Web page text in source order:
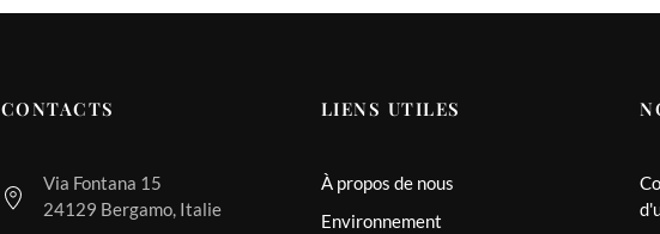
CONTACTS
Via Fontana 15
24129 Bergamo, Italie
LIENS UTILES
À propos de nous
Environnement